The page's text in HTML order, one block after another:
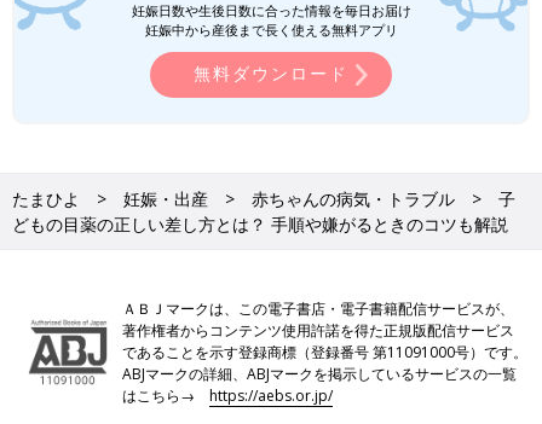
妊娠日数や生後日数に合った情報を毎日お届け
妊娠中から産後まで長く使える無料アプリ
無料ダウンロード
たまひよ 妊娠・出産 赤ちゃんの病気・トラブル
子
どもの目薬の正しい差し方とは？ 手順や嫌がるときのコツも解説
ＡＢＪマークは、この電子書店・電子書籍配信サービスが、
著作権者からコンテンツ使用許諾を得た正規版配信サービス
であることを示す登録商標（登録番号 第11091000号）です。
ABJマークの詳細、ABJマークを掲示しているサービスの一覧
はこちら→https://aebs.or.jp/